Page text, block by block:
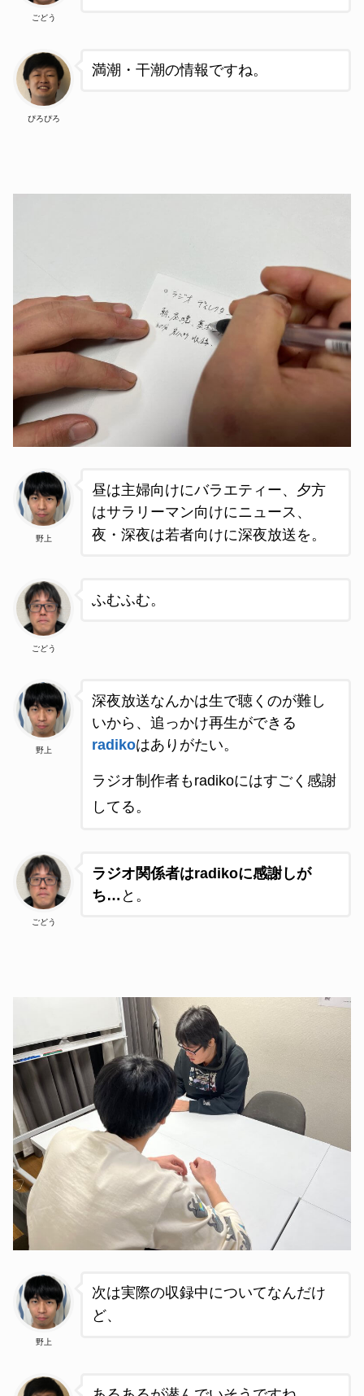
ごどう
ぴろぴろ
満潮・干潮の情報ですね。
野上
昼は主婦向けにバラエティー、夕方
はサラリーマン向けにニュース、
夜・深夜は若者向けに深夜放送を。
ごどう
ふむふむ。
野上
深夜放送なんかは生で聴くのが難し
いから、追っかけ再生ができる
radikoはありがたい。
ラジオ制作者もradikoにはすごく感謝
してる。
ごどう
ラジオ関係者はradikoに感謝しが
ち… と。
野上
次は実際の収録中についてなんだけ
ど、